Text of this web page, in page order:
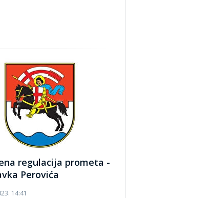
regulacija prometa -
Perovića
14:41